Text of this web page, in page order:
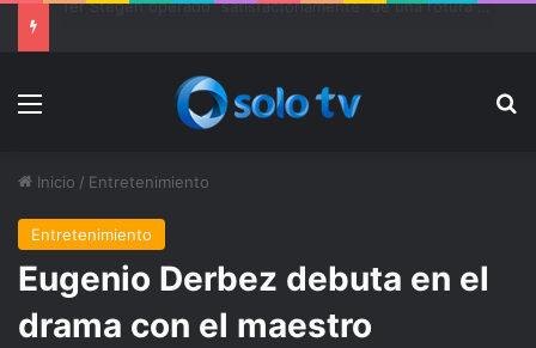
Menu
Inicio / Entretenimiento
Entretenimiento
Eugenio Derbez debuta en el
drama con el maestro